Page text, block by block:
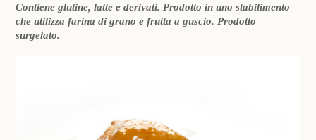
Contiene glutine, latte e derivati. Prodotto in uno stabilimento
che utilizza farina di grano e frutta a guscio. Prodotto
surgelato.